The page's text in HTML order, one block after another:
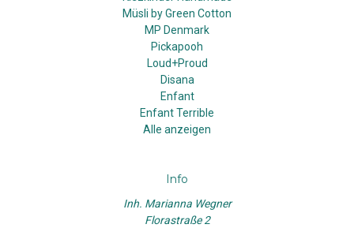
Müsli by Green Cotton
MP Denmark
Pickapooh
Loud+Proud
Disana
Enfant
Enfant Terrible
Alle anzeigen
Info
Inh. Marianna Wegner
Florastraße 2